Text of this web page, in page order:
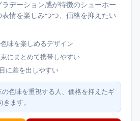
デーション感が特徴のシューホー
情を楽しみつつ、価格を抑えたい
味を楽しめるデザイン
にまとめて携帯しやすい
に差を出しやすい
の色味を重視する人、価格を抑えたギ
ます。